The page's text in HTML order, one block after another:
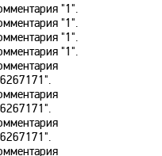
"1".
"1".
"1".
"1".